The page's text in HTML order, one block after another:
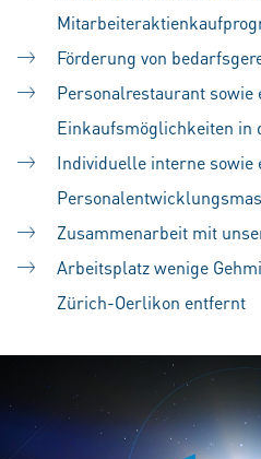
Förderung von
Personalrestaurant
Einkaufsmöglichkeiten in
Individuelle interne sowie
Zusammenarbeit mit
Arbeitsplatz wenige
Zürich-Oerlikon entfernt